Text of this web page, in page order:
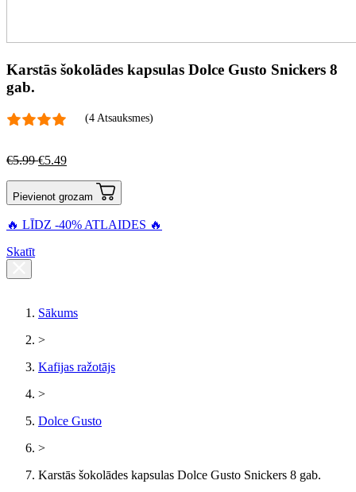
Karstās šokolādes kapsulas Dolce Gusto Snickers 8
gab.
(4 Atsauksmes)
€5.99 €5.49
Pievienot grozam
🔥 LĪDZ -40% ATLAIDES 🔥
Skatīt
Sākums
>
Kafijas ražotājs
>
Dolce Gusto
>
Karstās šokolādes kapsulas Dolce Gusto Snickers 8 gab.